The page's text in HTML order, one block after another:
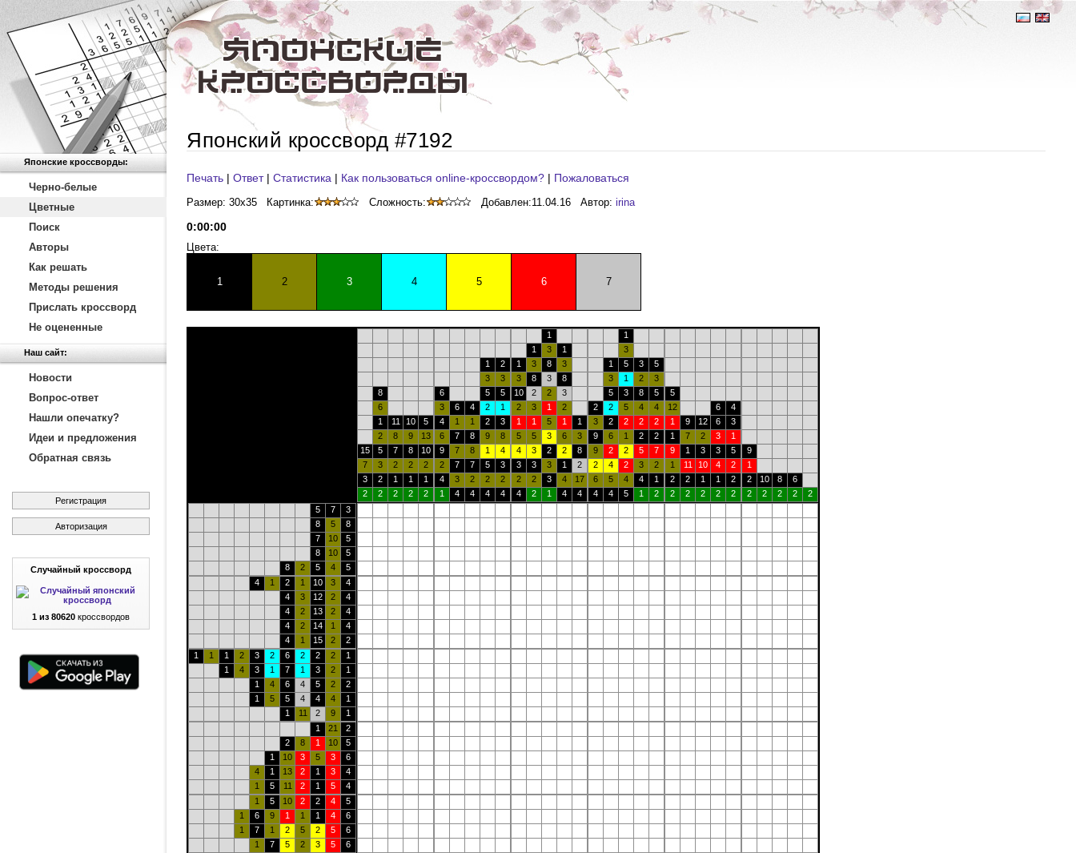
Японские кроссворды:
Черно-белые
Цветные
Поиск
Авторы
Как решать
Методы решения
Прислать кроссворд
Не оцененные
Наш сайт:
Новости
Вопрос-ответ
Нашли опечатку?
Идеи и предложения
Обратная связь
Регистрация
Авторизация
Случайный кроссворд
1 из 80620 кроссвордов
Японский кроссворд #7192
Печать | Ответ| Статистика | Как пользоваться online-кроссвордом? | Пожаловаться
Размер: 30x35 Картинка: Сложность: Добавлен:11.04.16 Автор: irina
0:00:00
Цвета:
1 2 3 4 5 6 7
1
1
1
3 1
3
1
2 1 3 8 3 1 5 3
5
3
3 3 8 3 8 3 1 2
3
8
6 5 5 10 2 2 3 5 3 8 5
5
6
3 6 4 2 1 2 3 1 2 2 2 5 4 4 12 6
4
1
11 10 5 4 1 1 2 3 1 1 5 1 1 3 2 2 2 2 1 9 12 6
3
2
8 9 13 6 7 8 9 8 5 5 3 6 3 9 6 1 2 2 1 7 2 3
1
15
5 7 8 10 9 7 8 1 4 4 3 2 2 8 9 2 2 5 7 9 1 3 3 5
9
7
3 2 2 2 2 7 7 5 3 3 3 3 1 2 2 4 2 3 2 1 11 10 4 2
1
3
2 1 1 1 4 3 2 2 2 2 2 3 4 17 6 5 4 4 1 2 2 1 1 2 2 10 8
6
2
2 2 2 2 1 4 4 4 4 4 2 1 4 4 4 4 5 1 2 2 2 2 2 2 2 2 2 2
2
5
7
3
8
5
8
7
10
5
8
10
5
8
2 5 4
5
4
1 2 1 10 3
4
4
3 12 2
4
4
2 13 2
4
4
2 14 1
4
4
1 15 2
2
1
1 1 2 3 2 6 2 2 2
1
1
4 3 1 7 1 3 2
1
1
4 6 4 5 2
2
1
5 5 4 4 4
1
1
11 2 9
1
1
21
2
2
8 1 10
5
1
10 3 5 3
6
4
1 13 2 1 3
4
1
5 11 2 1 5
4
1
5 10 2 2 4
5
1
6 9 1 1 1 4
6
1
7 1 2 5 2 5
6
1
7 5 2 3 5
6